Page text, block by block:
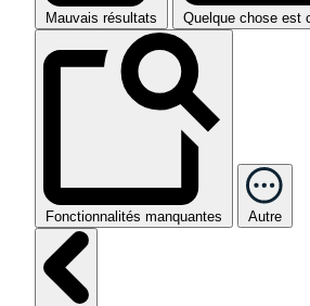
Mauvais résultats Quelque chose est
Fonctionnalités manquantes Autre